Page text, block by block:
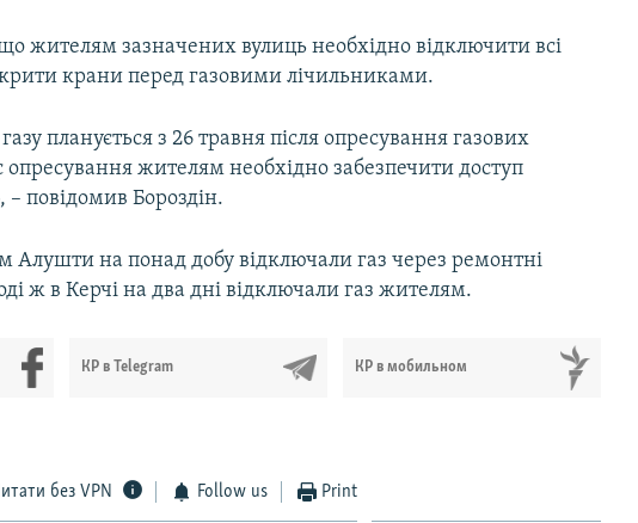
жителям зазначених вулиць необхідно відключити всі
крани перед газовими лічильниками.
планується з 26 травня після опресування газових
опресування жителям необхідно забезпечити доступ
– повідомив Бороздін.
Алушти на понад добу відключали газ через ремонтні
ж в Керчі на два дні відключали газ жителям.
КР в Telegram КР в мобильном
без VPN Follow us Print